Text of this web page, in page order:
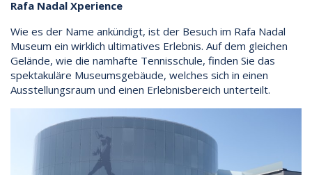
Rafa Nadal Xperience
Wie es der Name ankündigt, ist der Besuch im Rafa Nadal
Museum ein wirklich ultimatives Erlebnis. Auf dem gleichen
Gelände, wie die namhafte Tennisschule, finden Sie das
spektakuläre Museumsgebäude, welches sich in einen
Ausstellungsraum und einen Erlebnisbereich unterteilt.